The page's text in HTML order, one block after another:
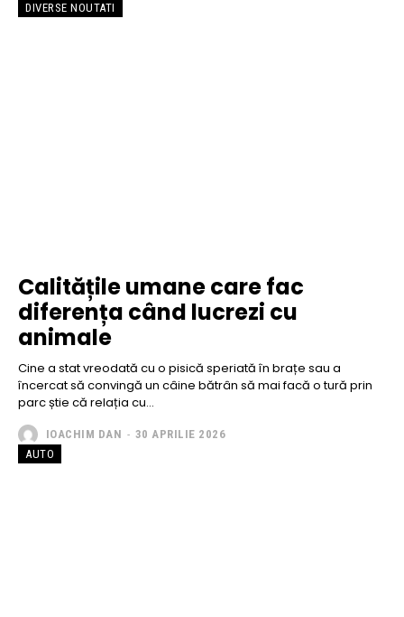
DIVERSE NOUTATI
Calitățile umane care fac
diferența când lucrezi cu
animale
Cine a stat vreodată cu o pisică speriată în brațe sau a
încercat să convingă un câine bătrân să mai facă o tură prin
parc știe că relația cu...
IOACHIM DAN - 30 APRILIE 2026
AUTO